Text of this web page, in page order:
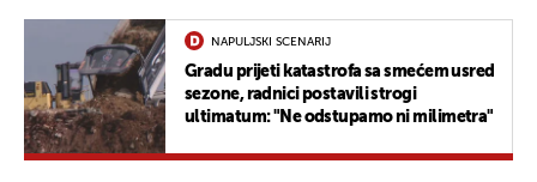
NAPULJSKI SCENARIJ
Gradu prijeti katastrofa sa smećem usred
sezone, radnici postavili strogi
ultimatum: "Ne odstupamo ni milimetra"